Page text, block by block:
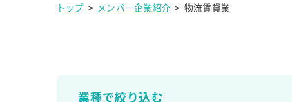
トップ > メンバー企業紹介 > 物流賃貸業
業種で絞り込む